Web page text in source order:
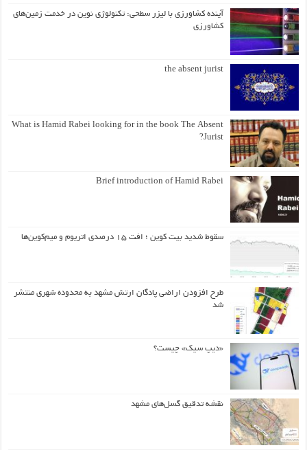
آینده کشاورزی با لیزر سطحی: تکنولوژی نوین در خدمت زمین‌های
کشاورزی
the absent jurist
What is Hamid Rabei looking for in the book The Absent
Jurist?
Brief introduction of Hamid Rabei
سقوط شدید بیت کوین ؛ افت ۱۵ درصدی اتریوم و میم‌کوین‌ها
طرح افزودن اراضی پادگان ارتش مشهد به محدوده شهری منتشر
شد
«دیپ سیک» چیست؟
نقشه تدقیق گسل‌های مشهد